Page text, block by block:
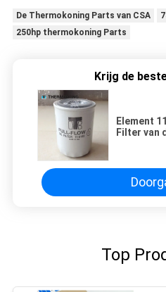
De Thermokoning Parts van CSA
250hp thermokoning Parts
Krijg de
Element
Filter van
Top